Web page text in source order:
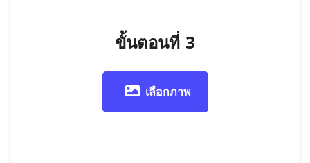
ขั้นตอนที่ 3
เลือกภาพ